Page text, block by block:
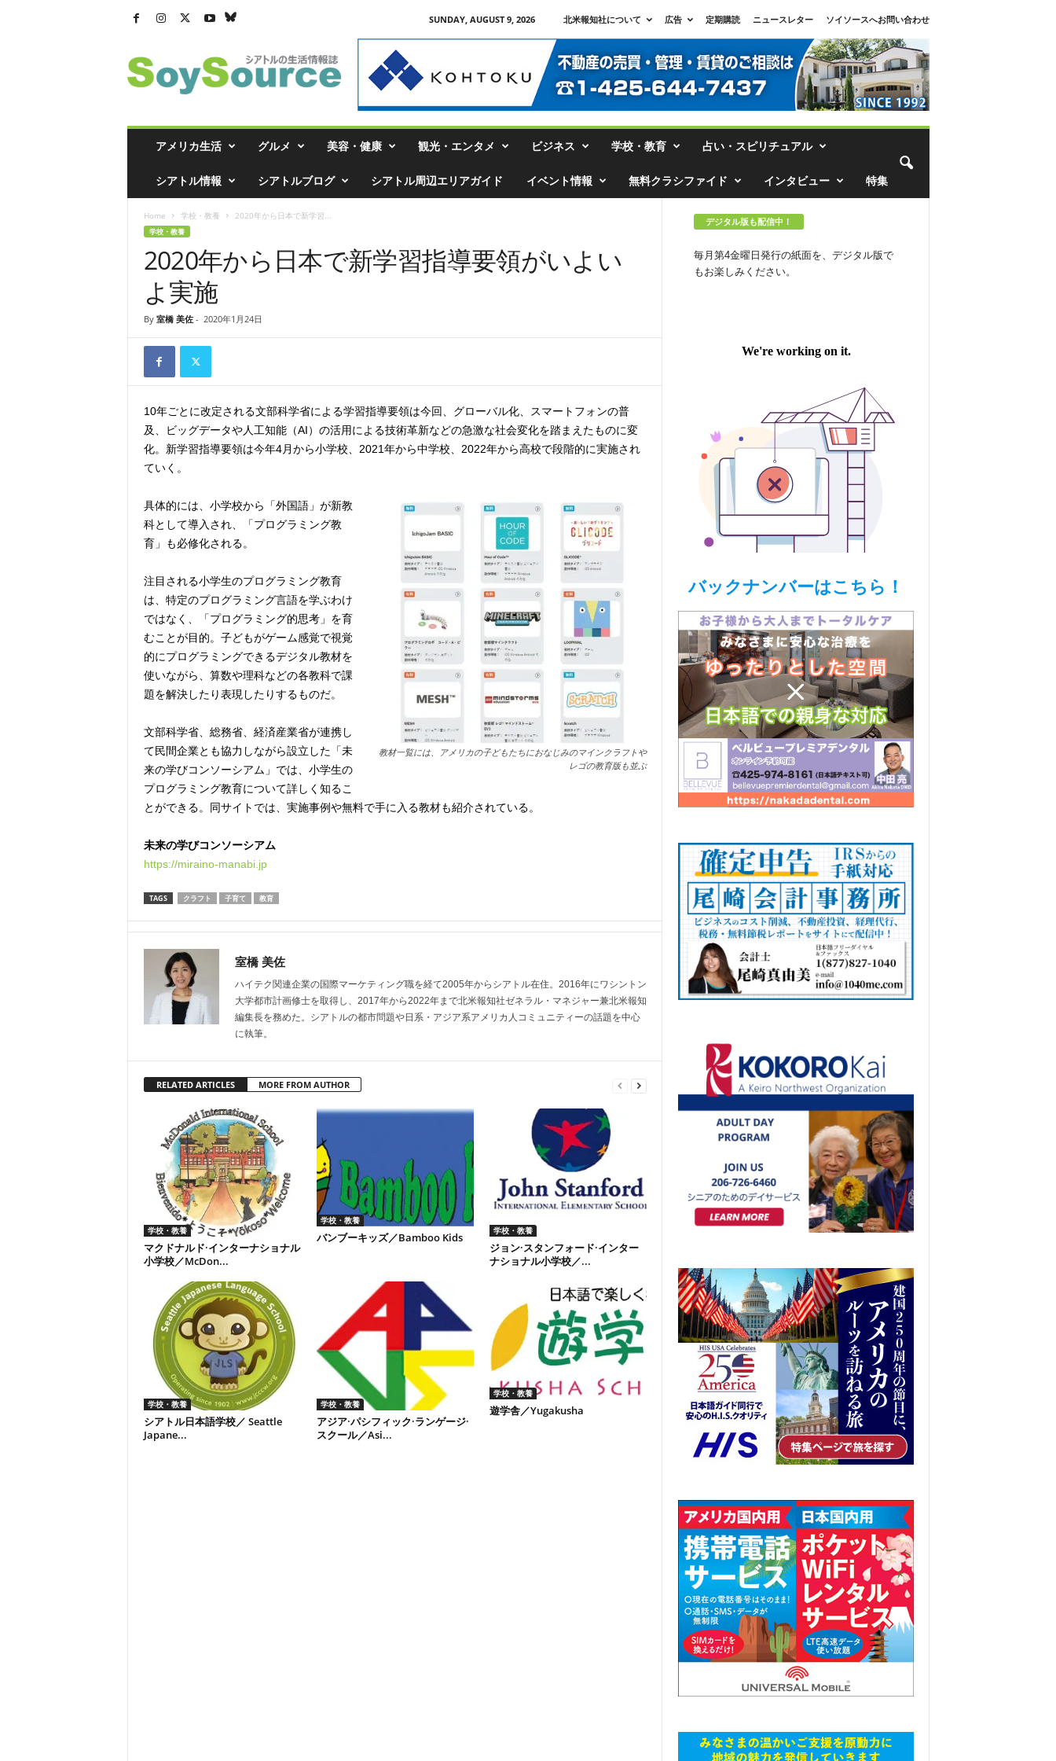
SUNDAY, AUGUST 9, 2026 北米報知社について 広告 定期購読 ニュースレター
ソイソースへお問い合わせ
ト
ル
アメリカ生活 グルメ 美容・健康 観光・エンタメ ビジネス 学校・教育 占い・スピリチュアル
シアトル情報 シアトルブログ シアトル周辺エリアガイド イベント情報 無料クラシファイド インタビュー 特集
Home 学校・教養 2020年から日本で新学習...
学校・教養
2020年から日本で新学習指導要領がいよい
よ実施
By 室橋 美佐- 2020年1月24日
10年ごとに改定される文部科学省による学習指導要領は今回、グローバル化、スマートフォンの普
及、ビッグデータや人工知能（AI）の活用による技術革新などの急激な社会変化を踏まえたものに変
化。新学習指導要領は今年4月から小学校、2021年から中学校、2022年から高校で段階的に実施され
ていく。
教材一覧には、アメリカの子どもたちにおなじみのマインクラフトや
レゴの教育版も並ぶ
具体的には、小学校から「外国語」が新教
科として導入され、「プログラミング教
育」も必修化される。
注目される小学生のプログラミング教育
は、特定のプログラミング言語を学ぶわけ
ではなく、「プログラミング的思考」を育
むことが目的。子どもがゲーム感覚で視覚
的にプログラミングできるデジタル教材を
使いながら、算数や理科などの各教科で課
題を解決したり表現したりするものだ。
文部科学省、総務省、経済産業省が連携し
て民間企業とも協力しながら設立した「未
来の学びコンソーシアム」では、小学生の
プログラミング教育について詳しく知るこ
とができる。同サイトでは、実施事例や無料で手に入る教材も紹介されている。
未来の学びコンソーシアム
https://miraino-manabi.jp
TAGS クラフト 子育て 教育
室橋 美佐
ハイテク関連企業の国際マーケティング職を経て2005年からシアトル在住。2016年にワシントン
大学都市計画修士を取得し、2017年から2022年まで北米報知社ゼネラル・マネジャー兼北米報知
編集長を務めた。シアトルの都市問題や日系・アジア系アメリカ人コミュニティーの話題を中心
に執筆。
RELATED ARTICLES MORE FROM AUTHOR
学校・教養
マクドナルド·インターナショナル
小学校／McDon...
学校・教養
バンブーキッズ／Bamboo Kids 学校・教養
ジョン·スタンフォード·インター
ナショナル小学校／...
学校・教養
シアトル日本語学校／ Seattle
Japane...
学校・教養
アジア·パシフィック·ランゲージ·
スクール／Asi...
学校・教養
遊学舎／Yugakusha
デジタル版も配信中！
毎月第4金曜日発行の紙面を、デジタル版で
もお楽しみください。
バックナンバーはこちら！